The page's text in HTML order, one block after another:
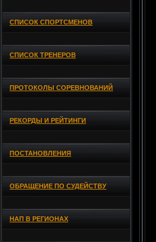
СПИСОК СПОРТСМЕНОВ
СПИСОК ТРЕНЕРОВ
ПРОТОКОЛЫ СОРЕВНОВАНИЙ
РЕКОРДЫ И РЕЙТИНГИ
ПОСТАНОВЛЕНИЯ
ОБРАЩЕНИЕ ПО СУДЕЙСТВУ
НАП В РЕГИОНАХ